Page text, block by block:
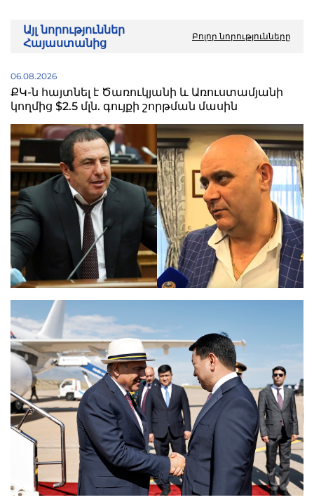
Այլ նորություններ
Հայաստանից
Բոլոր նորությունները
06.08.2026
ՔԿ-ն հայտնել է Ծառուկյանի և Առուստամյանի
կողմից $2.5 մլն. գույքի շորթման մասին